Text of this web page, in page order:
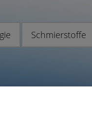
Schmierstoffe